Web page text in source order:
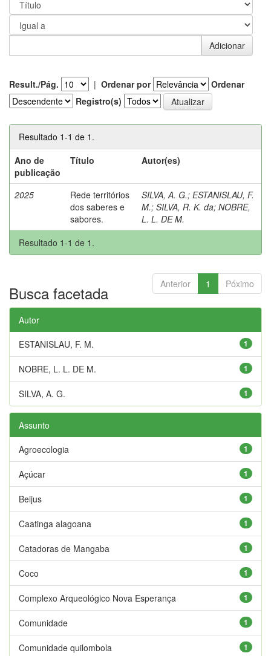
Result./Pág. | Ordenar por
Ordenar
Registro(s)
Resultado 1-1 de 1.
Ano de
publicação
Título Autor(es)
2025
Rede territórios
dos saberes e
sabores.
SILVA, A. G.; ESTANISLAU, F.
M.; SILVA, R. K. da; NOBRE,
L. L. DE M.
Resultado 1-1 de 1.
Anterior 1 Póximo
Busca facetada
Autor
1
ESTANISLAU, F. M.
1
NOBRE, L. L. DE M.
1
SILVA, A. G.
Assunto
1
Agroecologia
1
Açúcar
1
Beijus
1
Caatinga alagoana
1
Catadoras de Mangaba
1
Coco
1
Complexo Arqueológico Nova Esperança
1
Comunidade
1
Comunidade quilombola